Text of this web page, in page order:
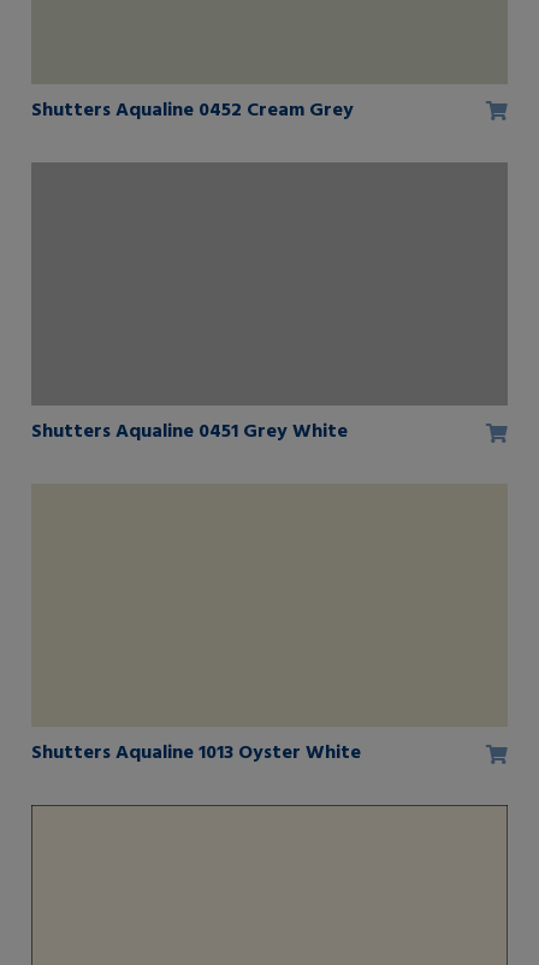
Shutters Aqualine 0452 Cream Grey
Shutters Aqualine 0451 Grey White
Shutters Aqualine 1013 Oyster White